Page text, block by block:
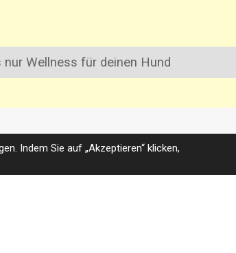
Indem Sie auf „Akzeptieren“ klicken,
Wellness für deinen Hund